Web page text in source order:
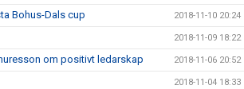
Bohus-Dals cup 2018-11-10 20:24
2018-11-09 18:22
om positivt ledarskap 2018-11-06 20:52
2018-11-04 18:33